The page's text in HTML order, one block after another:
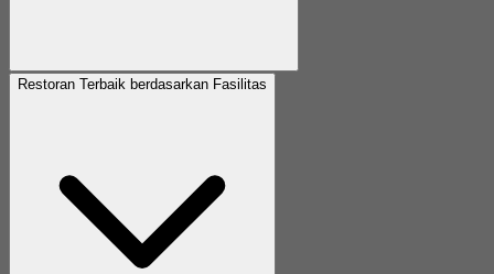
Restoran Terbaik berdasarkan Fasilitas